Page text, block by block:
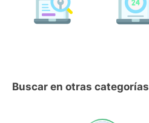
Buscar en otras categorías